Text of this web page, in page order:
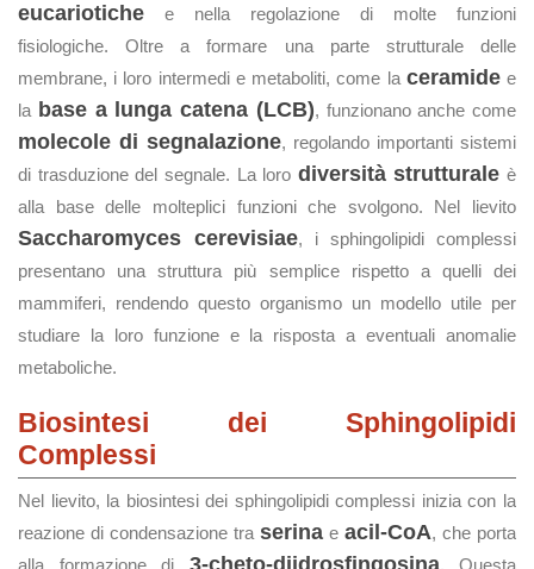
eucariotiche e nella regolazione di molte funzioni
fisiologiche. Oltre a formare una parte strutturale delle
membrane, i loro intermedi e metaboliti, come la ceramidee
la base a lunga catena (LCB), funzionano anche come
molecole di segnalazione, regolando importanti sistemi
di trasduzione del segnale. La loro diversità strutturale è
alla base delle molteplici funzioni che svolgono. Nel lievito
Saccharomyces cerevisiae, i sphingolipidi complessi
presentano una struttura più semplice rispetto a quelli dei
mammiferi, rendendo questo organismo un modello utile per
studiare la loro funzione e la risposta a eventuali anomalie
metaboliche.
Biosintesi dei Sphingolipidi
Complessi
Nel lievito, la biosintesi dei sphingolipidi complessi inizia con la
reazione di condensazione tra serina e acil-CoA, che porta
alla formazione di 3-cheto-diidrosfingosina. Questa